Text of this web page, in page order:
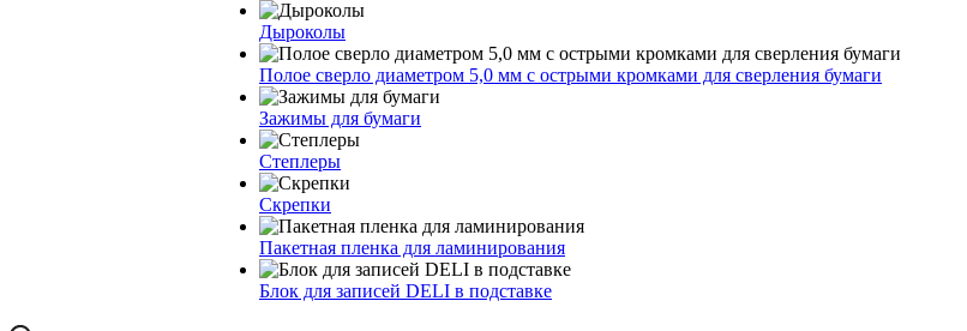
Дыроколы
Полое сверло диаметром 5,0 мм с острыми кромками для сверления бумаги
Зажимы для бумаги
Степлеры
Скрепки
Пакетная пленка для ламинирования
Блок для записей DELI в подставке